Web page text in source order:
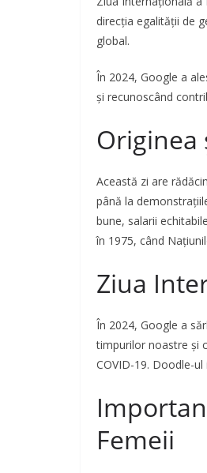
direcția egalității de
global.
În 2024, Google a
și recunoscând
Originea
Această zi are
până la
bune, salarii
în 1975, când
Ziua
În 2024, Google a
timpurilor noastre și
COVID-19. Doodle-
Femeii